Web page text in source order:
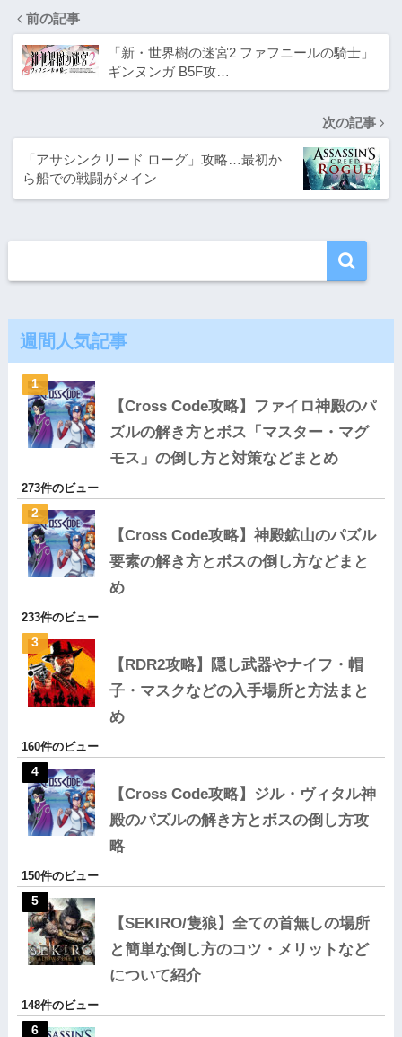
前の記事
「新・世界樹の迷宮2 ファフニールの騎士」
ギンヌンガ B5F攻…
次の記事
「アサシンクリード ローグ」攻略…最初か
ら船での戦闘がメイン
週間人気記事
【Cross Code攻略】ファイロ神殿のパ
ズルの解き方とボス「マスター・マグ
モス」の倒し方と対策などまとめ
273件のビュー
【Cross Code攻略】神殿鉱山のパズル
要素の解き方とボスの倒し方などまと
め
233件のビュー
【RDR2攻略】隠し武器やナイフ・帽
子・マスクなどの入手場所と方法まと
め
160件のビュー
【Cross Code攻略】ジル・ヴィタル神
殿のパズルの解き方とボスの倒し方攻
略
150件のビュー
【SEKIRO/隻狼】全ての首無しの場所
と簡単な倒し方のコツ・メリットなど
について紹介
148件のビュー